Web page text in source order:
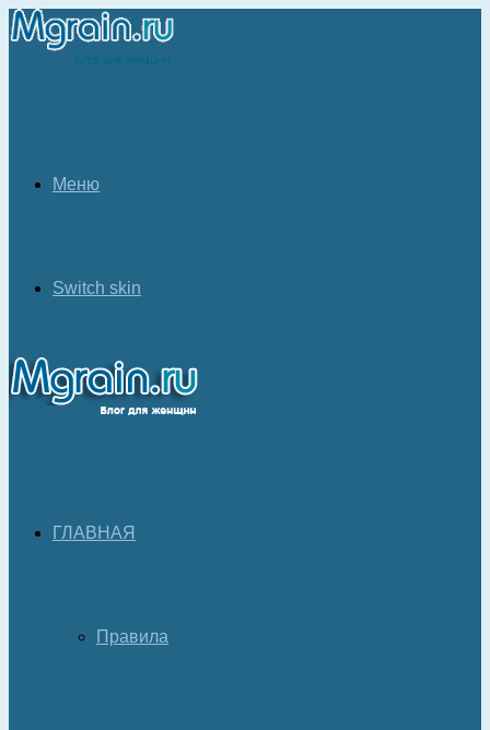
Меню
Switch skin
ГЛАВНАЯ
Правила